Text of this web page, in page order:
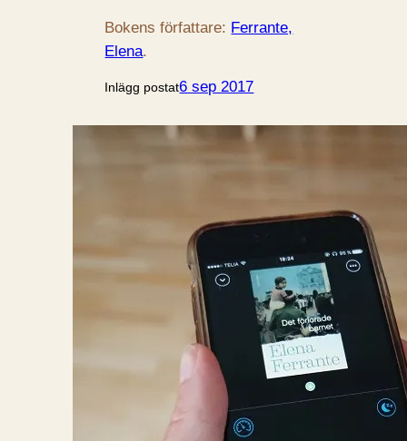
Bokens författare: Ferrante,
Elena.
Inlägg postat6 sep 2017